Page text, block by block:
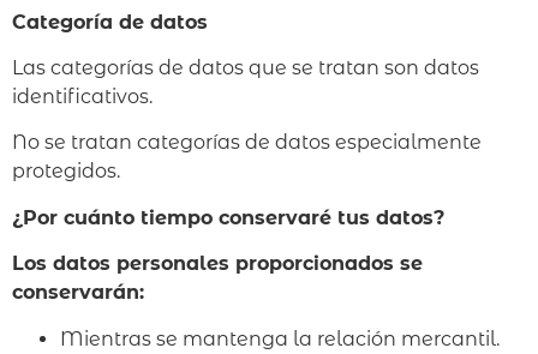
Categoría de datos
Las categorías de datos que se tratan son datos
identificativos.
No se tratan categorías de datos especialmente
protegidos.
¿Por cuánto tiempo conservaré tus datos?
Los datos personales proporcionados se
conservarán:
Mientras se mantenga la relación mercantil.